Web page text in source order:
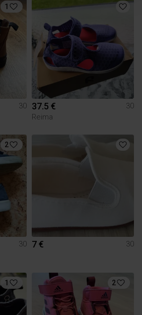
1
30
37.5 €
30
Reima
2
30
7 € 30
1 2